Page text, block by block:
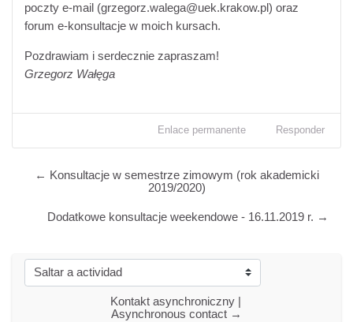
poczty e-mail (grzegorz.walega@uek.krakow.pl) oraz
forum e-konsultacje w moich kursach.
Pozdrawiam i serdecznie zapraszam!
Grzegorz Wałęga
Enlace permanente Responder
← Konsultacje w semestrze zimowym (rok akademicki
2019/2020)
Dodatkowe konsultacje weekendowe - 16.11.2019 r. →
Saltar a actividad
Kontakt asynchroniczny |
Asynchronous contact →